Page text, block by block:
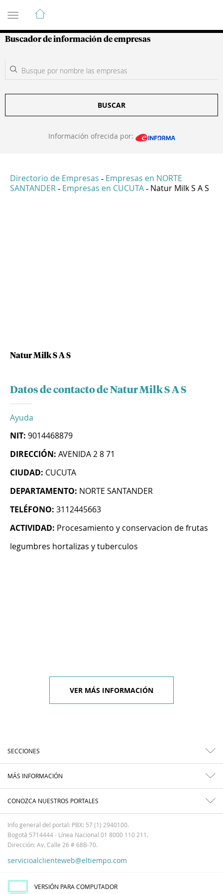
Guía de Empresas Colombianas
Buscador de información de empresas
BUSCAR
Información ofrecida por:
Directorio de Empresas - Empresas en NORTE
SANTANDER - Empresas en CUCUTA - Natur Milk S A S
Natur Milk S A S
Datos de contacto de Natur Milk S A S
Ayuda
NIT: 9014468879
DIRECCIÓN: AVENIDA 2 8 71
CIUDAD: CUCUTA
DEPARTAMENTO: NORTE SANTANDER
TELÉFONO: 3112445663
ACTIVIDAD: Procesamiento y conservacion de frutas
legumbres hortalizas y tuberculos
VER MÁS INFORMACIÓN
SECCIONES
MÁS INFORMACIÓN
CONOZCA NUESTROS PORTALES
Info general del portal: PBX: 57 (1) 2940100.
Bogotá 5714444 - Línea Nacional 01 8000 110 211.
Dirección: Av. Calle 26 # 68B-70.
servicioalclienteweb@eltiempo.com
VERSIÓN PARA COMPUTADOR